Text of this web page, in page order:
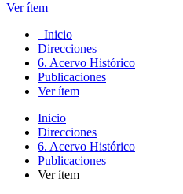
Ver ítem
Inicio
Direcciones
6. Acervo Histórico
Publicaciones
Ver ítem
Inicio
Direcciones
6. Acervo Histórico
Publicaciones
Ver ítem